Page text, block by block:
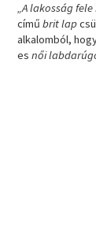
„A lakosság
címűbrit lap
alkalomból,
esnői